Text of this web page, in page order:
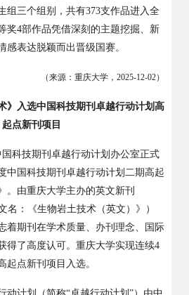
组三个组别，共有373支作品进入全
奖4部作品凭借深刻的主题挖掘、新
感表达脱颖而出晋级国赛。
（来源：重庆大学， 2025-12-02）
》入选中国科技期刊卓越行动计划高
起点新刊项目
国科技期刊卓越行动计划办公室正式
中国科技期刊卓越行动计划二期高起
。由重庆大学主办的英文新刊
名：《生物岩土技术（英文）》）
着期刊在学术质量、办刊理念、国际
得了高度认可。重庆大学实现连续4
起点新刊项目入选。